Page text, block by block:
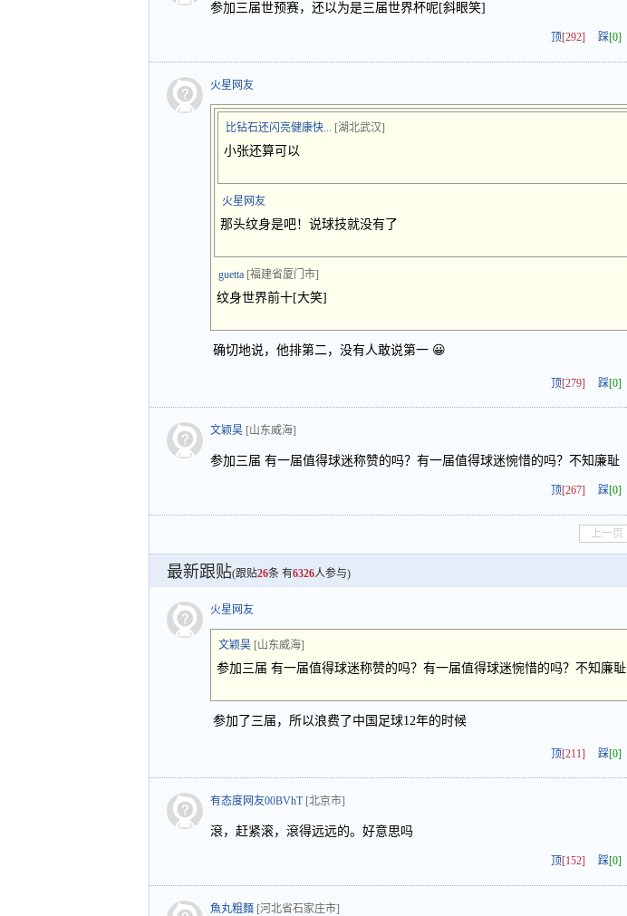
参加三届世预赛，还以为是三届世界杯呢[斜眼笑]
顶[292] 踩[0]
火星网友
比钻石还闪亮健康快... [湖北武汉]
小张还算可以
火星网友
那头纹身是吧！说球技就没有了
guetta [福建省厦门市]
纹身世界前十[大笑]
确切地说，他排第二，没有人敢说第一 😀
顶[279] 踩[0]
文颖昊 [山东威海]
参加三届 有一届值得球迷称赞的吗？有一届值得球迷惋惜的吗？不知廉耻
顶[267] 踩[0]
上一页
最新跟贴(跟贴26条 有6326人参与)
火星网友
文颖昊 [山东威海]
参加三届 有一届值得球迷称赞的吗？有一届值得球迷惋惜的吗？不知廉耻
参加了三届，所以浪费了中国足球12年的时候
顶[211] 踩[0]
有态度网友00BVhT [北京市]
滾，赶紧滚，滾得远远的。好意思吗
顶[152] 踩[0]
魚丸粗麵 [河北省石家庄市]